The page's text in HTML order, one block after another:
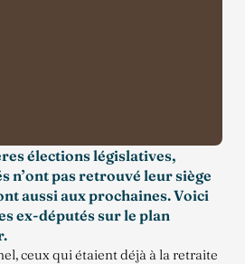
élections législatives,
n’ont pas retrouvé leur siège
aussi aux prochaines. Voici
ex-députés sur le plan
ceux qui étaient déjà à la retraite